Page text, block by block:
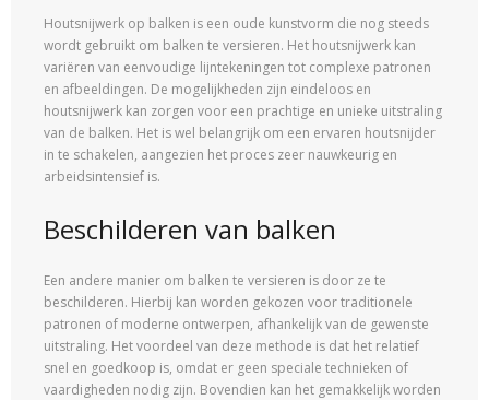
Houtsnijwerk op balken is een oude kunstvorm die nog steeds
wordt gebruikt om balken te versieren. Het houtsnijwerk kan
variëren van eenvoudige lijntekeningen tot complexe patronen
en afbeeldingen. De mogelijkheden zijn eindeloos en
houtsnijwerk kan zorgen voor een prachtige en unieke uitstraling
van de balken. Het is wel belangrijk om een ervaren houtsnijder
in te schakelen, aangezien het proces zeer nauwkeurig en
arbeidsintensief is.
Beschilderen van balken
Een andere manier om balken te versieren is door ze te
beschilderen. Hierbij kan worden gekozen voor traditionele
patronen of moderne ontwerpen, afhankelijk van de gewenste
uitstraling. Het voordeel van deze methode is dat het relatief
snel en goedkoop is, omdat er geen speciale technieken of
vaardigheden nodig zijn. Bovendien kan het gemakkelijk worden